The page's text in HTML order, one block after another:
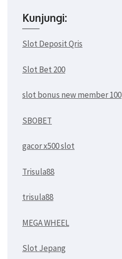
Kunjungi:
Slot Deposit Qris
Slot Bet 200
slot bonus new member 100
SBOBET
gacor x500 slot
Trisula88
trisula88
MEGA WHEEL
Slot Jepang